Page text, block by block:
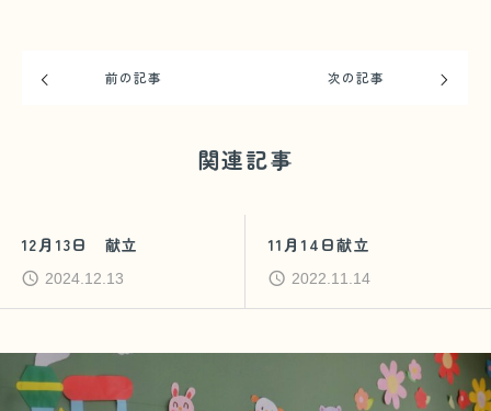
前の記事 次の記事
関連記事
12月13日 献立
2024.12.13
11月14日献立
2022.11.14